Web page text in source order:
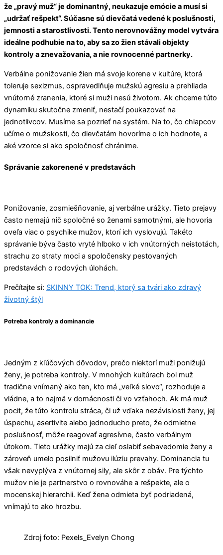
že „pravý muž“ je dominantný, neukazuje emócie a musí si
„udržať rešpekt“. Súčasne sú dievčatá vedené k poslušnosti,
jemnosti a starostlivosti. Tento nerovnovážny model vytvára
ideálne podhubie na to, aby sa zo žien stávali objekty
kontroly a znevažovania, a nie rovnocenné partnerky.
Verbálne ponižovanie žien má svoje korene v kultúre, ktorá
toleruje sexizmus, ospravedlňuje mužskú agresiu a prehliada
vnútorné zranenia, ktoré si muži nesú životom. Ak chceme túto
dynamiku skutočne zmeniť, nestačí poukazovať na
jednotlivcov. Musíme sa pozrieť na systém. Na to, čo chlapcov
učíme o mužskosti, čo dievčatám hovoríme o ich hodnote, a
aké vzorce si ako spoločnosť chránime.
Správanie zakorenené v predstavách
Ponižovanie, zosmiešňovanie, aj verbálne urážky. Tieto prejavy
často nemajú nič spoločné so ženami samotnými, ale hovoria
oveľa viac o psychike mužov, ktorí ich vyslovujú. Takéto
správanie býva často vryté hlboko v ich vnútorných neistotách,
strachu zo straty moci a spoločensky pestovaných
predstavách o rodových úlohách.
Prečítajte si: SKINNY TOK: Trend, ktorý sa tvári ako zdravý
životný štýl
Potreba kontroly a dominancie
Jedným z kľúčových dôvodov, prečo niektorí muži ponižujú
ženy, je potreba kontroly. V mnohých kultúrach bol muž
tradične vnímaný ako ten, kto má „veľké slovo“, rozhoduje a
vládne, a to najmä v domácnosti či vo vzťahoch. Ak má muž
pocit, že túto kontrolu stráca, či už vďaka nezávislosti ženy, jej
úspechu, asertivite alebo jednoducho preto, že odmietne
poslušnosť, môže reagovať agresívne, často verbálnym
útokom. Tieto urážky majú za cieľ oslabiť sebavedomie ženy a
zároveň umelo posilniť mužovu ilúziu prevahy. Dominancia tu
však nevyplýva z vnútornej sily, ale skôr z obáv. Pre týchto
mužov nie je partnerstvo o rovnováhe a rešpekte, ale o
mocenskej hierarchii. Keď žena odmieta byť podriadená,
vnímajú to ako hrozbu.
Zdroj foto: Pexels_Evelyn Chong